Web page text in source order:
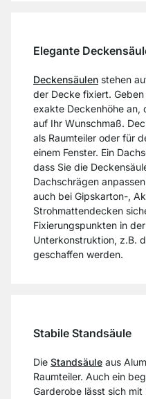
Elegante
Deckensäulen stehen
der Decke fixiert.
exakte Deckenhöhe an,
auf Ihr Wunschmaß.
als Raumteiler oder für
einem Fenster. Ein
dass Sie die
Dachschrägen
auch bei Gipskarton-,
Strohmattendecken
Fixierungspunkten in
Unterkonstruktion, z.B.
geschaffen werden.
Stabile Standsäule
Die Standsäule aus
Raumteiler. Auch ein
Garderobe lässt sich